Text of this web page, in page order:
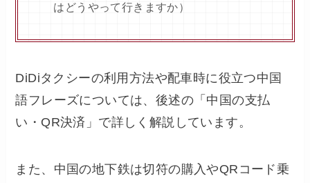
はどうやって行きますか）
DiDiタクシーの利用方法や配車時に役立つ中国
語フレーズについては、後述の「中国の支払
い・QR決済」で詳しく解説しています。
また、中国の地下鉄は切符の購入やQRコード乗